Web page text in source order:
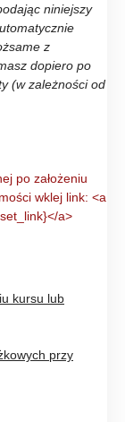
niniejszy
z
dopiero po
(w zależności od
po założeniu
wklej link: <a
a>
kursu lub
przy